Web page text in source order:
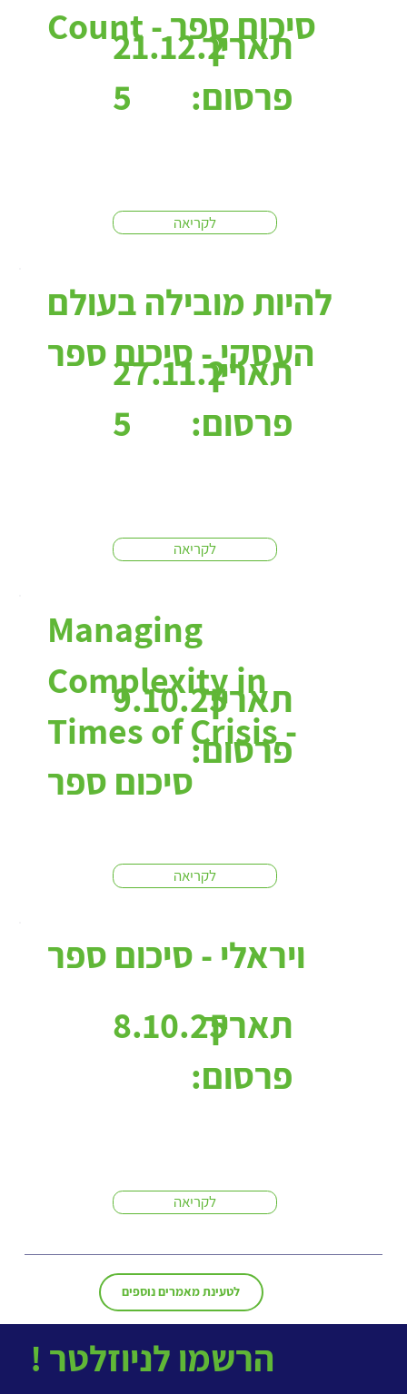
לטעינת מאמרים נוספים
Count - סיכום ספר
לקריאה
21.12.2
5
תאריך
פרסום:
להיות מובילה בעולם
העסקי - סיכום ספר
לקריאה
27.11.2
5
תאריך
פרסום:
Managing
Complexity in
Times of Crisis -
סיכום ספר
לקריאה
9.10.25תאריך
פרסום:
ויראלי - סיכום ספר
לקריאה
8.10.25תאריך
פרסום:
! הרשמו לניוזלטר